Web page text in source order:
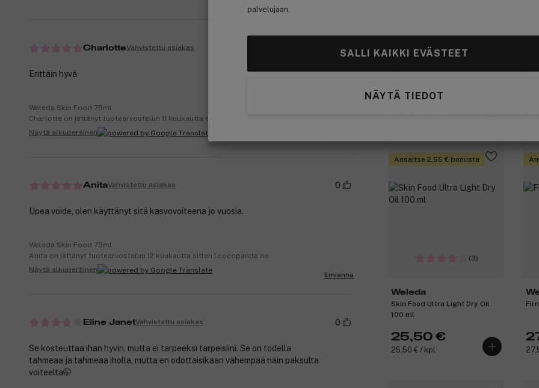
palvelujaan.
SALLI KAIKKI EVÄSTEET
NÄYTÄ TIEDOT
Weleda
20,90 €
Ansaitse 2,55 € bonusta
(3)
Weleda
Skin Food Ultra Light Dry Oil
100 ml
25,50 €
25,50 € / kpl
CharlotteVahvistettu asiakas
Erittäin hyvä
Weleda Skin Food 75ml
Charlotte on jättänyt tuotearvostelun 11 kuukautta sitten | cocopanda.se
Näytä alkuperäinen
AnitaVahvistettu asiakas 0
Upea voide, olen käyttänyt sitä kasvovoiteena jo vuosia.
Weleda Skin Food 75ml
Anita on jättänyt tuotearvostelun 12 kuukautta sitten | cocopanda.no
Näytä alkuperäinen
Ilmianna
Eline JanetVahvistettu asiakas 0
Se kosteuttaa ihan hyvin, mutta ei tarpeeksi tarpeisiini. Se on todella
tahmeaa ja tahmeaa iholla, mutta en odottaisikaan vähempää näin paksulta
voiteelta🤭